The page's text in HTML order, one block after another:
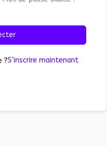
?S’inscrire maintenant